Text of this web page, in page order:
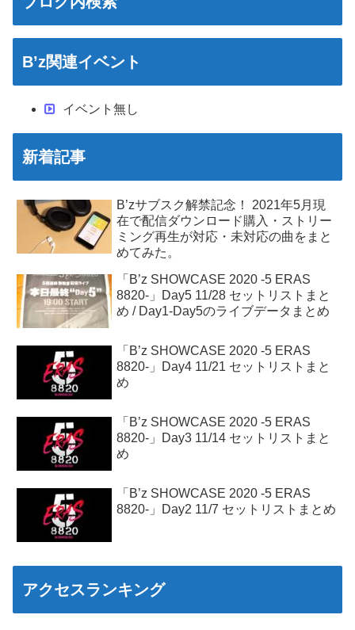
B’z関連イベント
イベント無し
新着記事
B’zサブスク解禁記念！ 2021年5月現
在で配信ダウンロード購入・ストリー
ミング再生が対応・未対応の曲をまと
めてみた。
「B’z SHOWCASE 2020 -5 ERAS
8820-」Day5 11/28 セットリストまと
め / Day1-Day5のライブデータまとめ
「B’z SHOWCASE 2020 -5 ERAS
8820-」Day4 11/21 セットリストまと
め
「B’z SHOWCASE 2020 -5 ERAS
8820-」Day3 11/14 セットリストまと
め
「B’z SHOWCASE 2020 -5 ERAS
8820-」Day2 11/7 セットリストまとめ
アクセスランキング